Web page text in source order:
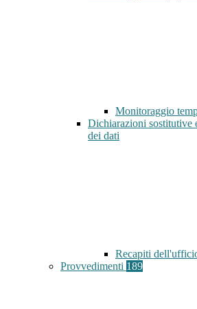
Monitoraggio
Dichiarazioni sostitutive
dei dati
Recapiti
Provvedimenti 189